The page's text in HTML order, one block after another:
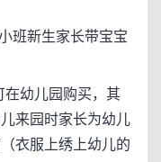
班新生家长带宝宝
幼儿园购买，其
来园时家长为幼儿
衣服上绣上幼儿的